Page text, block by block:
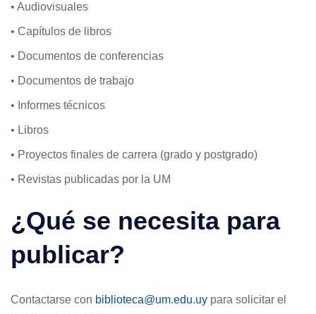
• Audiovisuales
• Capítulos de libros
• Documentos de conferencias
• Documentos de trabajo
• Informes técnicos
• Libros
• Proyectos finales de carrera (grado y postgrado)
• Revistas publicadas por la UM
¿Qué se necesita para
publicar?
Contactarse con biblioteca@um.edu.uy para solicitar el